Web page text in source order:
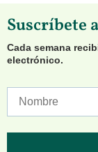
Suscríbete
Cada semana
electrónico.